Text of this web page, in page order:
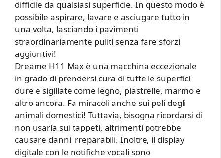
difficile da qualsiasi superficie. In questo modo è
possibile aspirare, lavare e asciugare tutto in
una volta, lasciando i pavimenti
straordinariamente puliti senza fare sforzi
aggiuntivi!
Dreame H11 Max è una macchina eccezionale
in grado di prendersi cura di tutte le superfici
dure e sigillate come legno, piastrelle, marmo e
altro ancora. Fa miracoli anche sui peli degli
animali domestici! Tuttavia, bisogna ricordarsi di
non usarla sui tappeti, altrimenti potrebbe
causare danni irreparabili. Inoltre, il display
digitale con le notifiche vocali sono